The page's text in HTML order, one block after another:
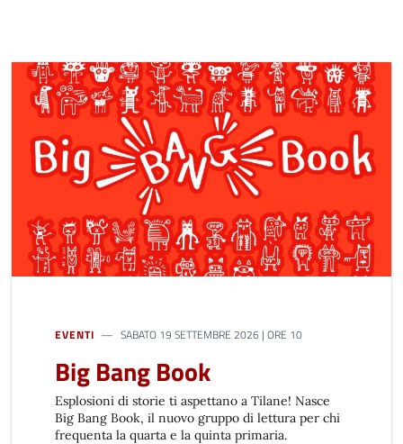
EVENTI SABATO 19 SETTEMBRE 2026 | ORE 10
Big Bang Book
Esplosioni di storie ti aspettano a Tilane! Nasce
Big Bang Book, il nuovo gruppo di lettura per chi
frequenta la quarta e la quinta primaria.